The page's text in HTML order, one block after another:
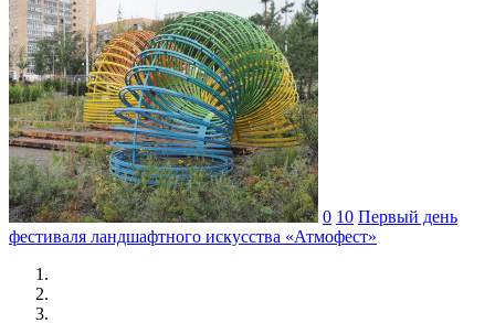
0 10 Первый день
фестиваля ландшафтного искусства «Атмофест»